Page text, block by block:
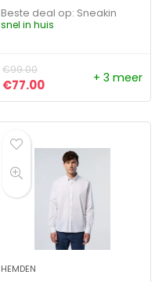
Beste deal op:
Sneakin
snel in huis
€99.00
Oorspronkelijke prijs
€77.00Huidige prijs is:
+ 3 meer
HEMDEN